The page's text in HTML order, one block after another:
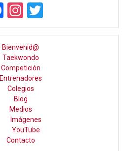
F
a
ce
b
o
o
k
In
st
a
gr
a
m
wi
tt
Bienvenid@
Taekwondo
Competición
Entrenadores
Colegios
Blog
Medios
Imágenes
YouTube
Contacto